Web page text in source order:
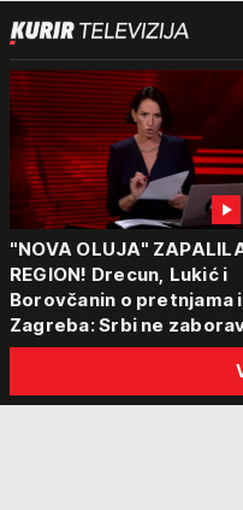
"NOVA OLUJA"
REGION! Drecun, Lukić i
Borovčanin o pretnjama
Zagreba: Srbi ne
progon